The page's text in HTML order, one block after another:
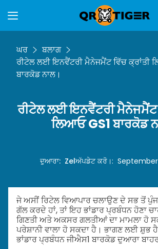
ਘਰ
ਬਲਾਗ
ਰੀਟੇਲ ਲਈ ਇਨਵੈਂਟਰੀ ਮੈਨੇਜਮੈਂਟ ਵਿੱਚ ਕ੍ਰਾਂਤੀ
ਬਾਰਕੋਡ ਨਾਲ।
ਰੀਟੇਲ ਲਈ ਇਨਵੈਂਟਰੀ ਮੈਨੇਜਮੈਂਟ
ਲਿਆਓ GS1 ਬਾਰਕੋਡ
ਦੁਆਰਾ: Zelਅੱਪਡੇਟ ਕਰੋ।:
ਜੇ ਅਸੀਂ ਰਿਟੇਲ ਵਿਆਪਾਰ ਚਲਾਉਣ ਦੇ ਸਭ ਤੋਂ
ਗੱਲ ਕਰਦੇ ਹਾਂ, ਤਾਂ ਇਹ ਭਾਂਡਾਰ ਪ੍ਰਬੰਧਨ ਹੋਣਾ
ਗਿਣਤੀ ਅਤੇ ਅਕਸਰ ਗਲਤੀਆਂ ਦਾ ਮਾਮਲਾ ਹੋ
ਪਰੇਸ਼ਾਨੀ ਵਾਲਾ ਹੋ ਸਕਦਾ ਹੈ। ਭਾਗਣ ਲਈ ਸ਼ੁਭ
ਭਾਂਡਾਰ ਪ੍ਰਬੰਧਨ ਜੀਐਸ1 ਬਾਰਕੋਡ ਦੁਆਰਾ